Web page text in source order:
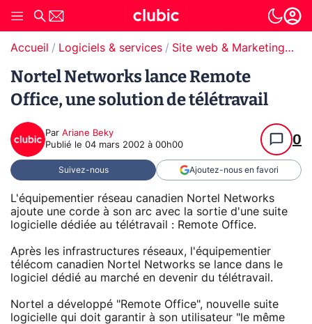
Accueil Logiciels & services Site web & Marketing Digital
Nortel Networks lance Remote
Office, une solution de télétravail
Par Ariane Beky
Publié le 04 mars 2002 à 00h00 0
Suivez-nous Ajoutez-nous en favori
L'équipementier réseau canadien Nortel Networks
ajoute une corde à son arc avec la sortie d'une suite
logicielle dédiée au télétravail : Remote Office.
Après les infrastructures réseaux, l'équipementier
télécom canadien Nortel Networks se lance dans le
logiciel dédié au marché en devenir du télétravail.
Nortel a développé "Remote Office", nouvelle suite
logicielle qui doit garantir à son utilisateur "le même